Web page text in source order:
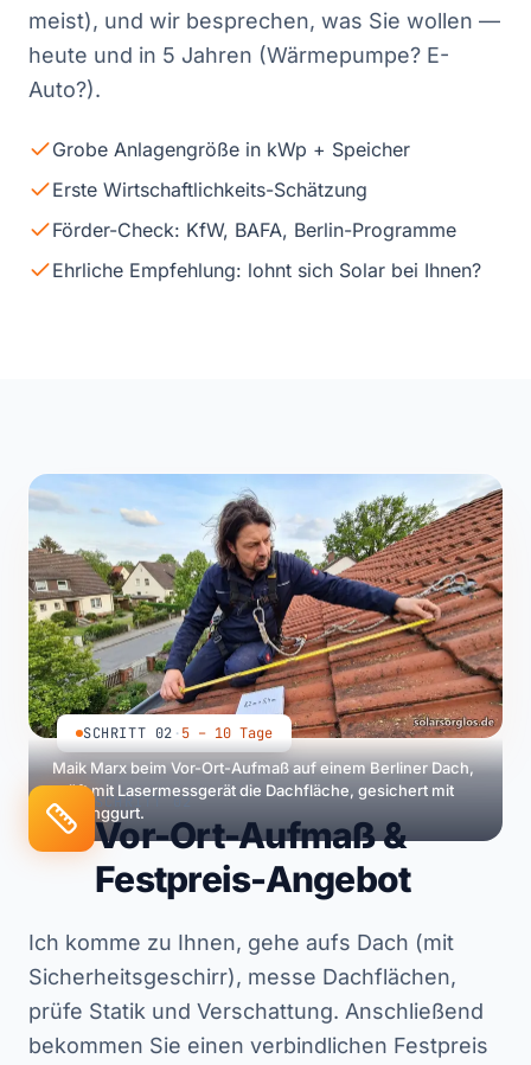
meist), und wir besprechen, was Sie wollen —
heute und in 5 Jahren (Wärmepumpe? E-
Auto?).
Grobe Anlagengröße in kWp + Speicher
Erste Wirtschaftlichkeits-Schätzung
Förder-Check: KfW, BAFA, Berlin-Programme
Ehrliche Empfehlung: lohnt sich Solar bei Ihnen?
Maik Marx beim Vor-Ort-Aufmaß auf einem Berliner Dach,
prüft mit Lasermessgerät die Dachfläche, gesichert mit
Auffanggurt.
SCHRITT 02 ·5 – 10 Tage
SCHRITT 02
Vor-Ort-Aufmaß &
Festpreis-Angebot
Ich komme zu Ihnen, gehe aufs Dach (mit
Sicherheitsgeschirr), messe Dachflächen,
prüfe Statik und Verschattung. Anschließend
bekommen Sie einen verbindlichen Festpreis